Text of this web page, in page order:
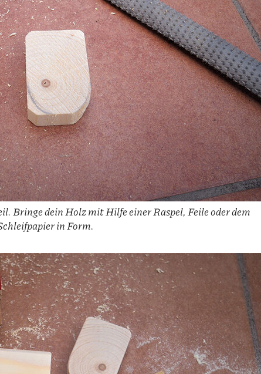
Bringe dein Holz mit Hilfe einer Raspel, Feile oder dem
in Form.